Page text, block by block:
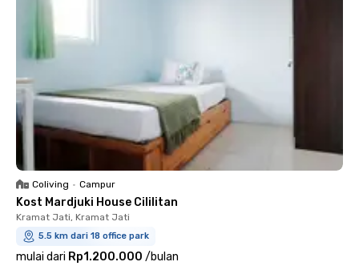
Coliving • Campur
Kost Mardjuki House Cililitan
Kramat Jati, Kramat Jati
5.5 km dari 18 office park
mulai dari Rp1.200.000 /bulan